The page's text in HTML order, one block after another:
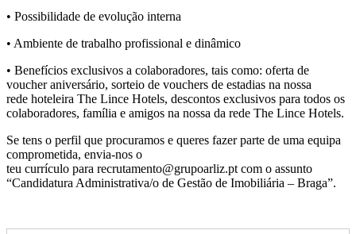
• Possibilidade de evolução interna
• Ambiente de trabalho profissional e dinâmico
• Benefícios exclusivos a colaboradores, tais como: oferta de
voucher aniversário, sorteio de vouchers de estadias na nossa
rede hoteleira The Lince Hotels, descontos exclusivos para todos os
colaboradores, família e amigos na nossa da rede The Lince Hotels.
Se tens o perfil que procuramos e queres fazer parte de uma equipa
comprometida, envia-nos o
teu currículo para recrutamento@grupoarliz.pt com o assunto
“Candidatura Administrativa/o de Gestão de Imobiliária – Braga”.